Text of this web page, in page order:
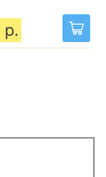
р.